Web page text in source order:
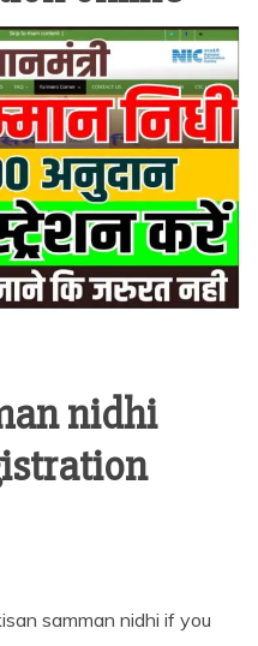
nidhi
samman nidhi if you